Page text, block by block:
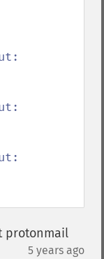
protonmail
5 years ago